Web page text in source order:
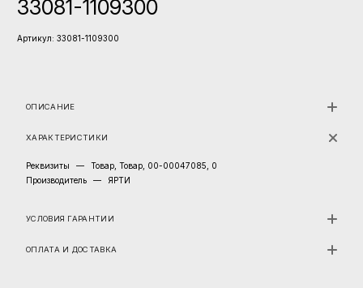
33081-1109300
Артикул: 33081-1109300
ОПИСАНИЕ
ХАРАКТЕРИСТИКИ
Реквизиты —
Товар, Товар, 00-00047085, 0
Производитель
— ЯРТИ
УСЛОВИЯ ГАРАНТИИ
ОПЛАТА И ДОСТАВКА